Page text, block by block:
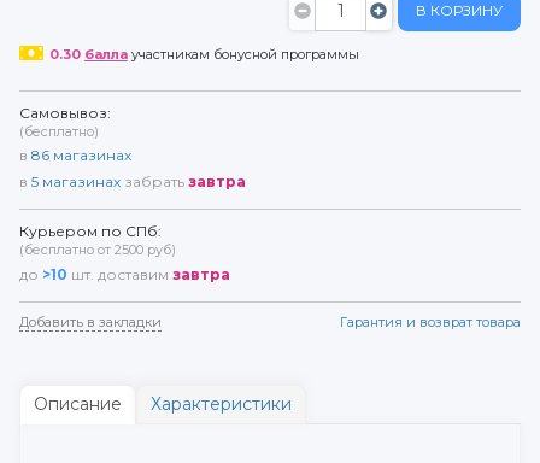
В КОРЗИНУ
0.30 баллаучастникам бонусной программы
Самовывоз:
(бесплатно)
в 86 магазинах
в 5 магазинах забрать завтра
Курьером по СПб:
(бесплатно от 2500 руб)
до >10 шт. доставим завтра
Добавить в закладки Гарантия и возврат товара
Описание Характеристики